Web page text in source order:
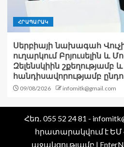
ՀՐԱՊԱՐԱԿ
Սերբիայի նախագահ
ուղարկում Բրյուսելին և
Զելենսկիին շքեղությամբ և
հանդիսավորությամբ
09/08/2026 infomitk@gmail.com
Հեռ․ 055 52 24 81 -
հրատարակվում է
աջակցությամբ |